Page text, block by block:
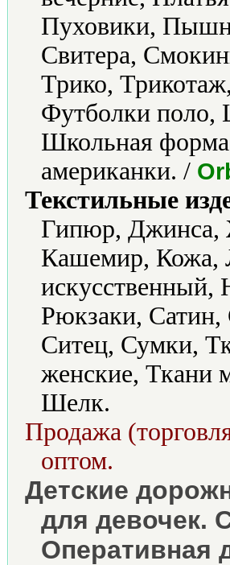
Пуховики,
Свитера,
Трико,
Футболки
Школьная
американки. /
Текстильные
Гипюр, Джинса,
Кашемир, Кожа,
Рюкзаки,
Ситец, Сумки,
женские, Ткани
Шелк.
Продажа
оптом.
Детские
для девочек.
Оперативная